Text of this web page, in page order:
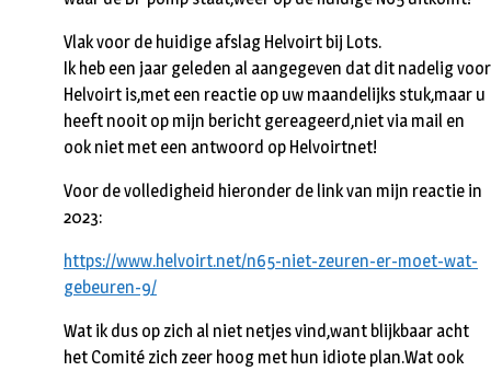
Vlak voor de huidige afslag Helvoirt bij Lots.
Ik heb een jaar geleden al aangegeven dat dit nadelig voor
Helvoirt is,met een reactie op uw maandelijks stuk,maar u
heeft nooit op mijn bericht gereageerd,niet via mail en
ook niet met een antwoord op Helvoirtnet!
Voor de volledigheid hieronder de link van mijn reactie in
2023:
https://www.helvoirt.net/n65-niet-zeuren-er-moet-wat-
gebeuren-9/
Wat ik dus op zich al niet netjes vind,want blijkbaar acht
het Comité zich zeer hoog met hun idiote plan.Wat ook